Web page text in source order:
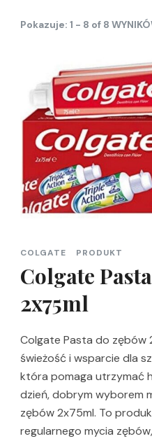
Pokazuje: 1 - 8 of 8
COLGATE PRODUKT
Colgate
2x75ml
Colgate Pasta do zębów
świeżość i wsparcie dla
która pomaga utrzymać
dzień, dobrym wyborem
zębów 2x75ml. To
regularnego mycia